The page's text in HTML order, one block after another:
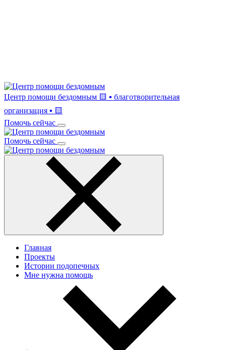
Центр помощи бездомным 🟨 ▪ благотворительная
организация ▪ 🟨
Помочь сейчас
Помочь сейчас
Главная
Проекты
Истории подопечных
Мне нужна помощь